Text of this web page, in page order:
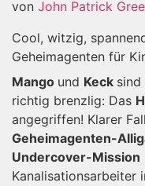
von John Patrick
Cool, witzig,
Geheimagenten für
Mango und Keck sind
richtig brenzlig: Das
angegriffen! Klarer
Geheimagenten-
Undercover-Mission
Kanalisationsarbeiter